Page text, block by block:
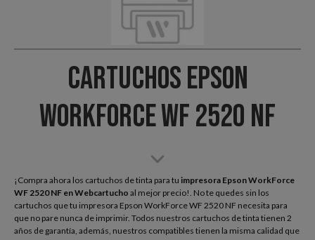
Cartuchos Epson
WorkForce WF 2520 NF
¡Compra ahora los cartuchos de tinta para tu impresora Epson WorkForce
WF 2520 NF en Webcartucho al mejor precio!. No te quedes sin los
cartuchos que tu impresora Epson WorkForce WF 2520 NF necesita para
que no pare nunca de imprimir. Todos nuestros cartuchos de tinta tienen 2
años de garantía, además, nuestros compatibles tienen la misma calidad que